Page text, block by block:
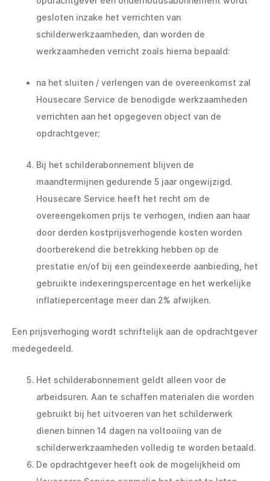
gesloten inzake het verrichten van
schilderwerkzaamheden, dan worden de
werkzaamheden verricht zoals hierna bepaald:
na het sluiten / verlengen van de overeenkomst zal
Housecare Service de benodigde werkzaamheden
verrichten aan het opgegeven object van de
opdrachtgever;
Bij het schilderabonnement blijven de
maandtermijnen gedurende 5 jaar ongewijzigd.
Housecare Service heeft het recht om de
overeengekomen prijs te verhogen, indien aan haar
door derden kostprijsverhogende kosten worden
doorberekend die betrekking hebben op de
prestatie en/of bij een geïndexeerde aanbieding, het
gebruikte indexeringspercentage en het werkelijke
inflatiepercentage meer dan 2% afwijken.
Een prijsverhoging wordt schriftelijk aan de opdrachtgever
medegedeeld.
Het schilderabonnement geldt alleen voor de
arbeidsuren. Aan te schaffen materialen die worden
gebruikt bij het uitvoeren van het schilderwerk
dienen binnen 14 dagen na voltooiing van de
schilderwerkzaamheden volledig te worden betaald.
De opdrachtgever heeft ook de mogelijkheid om